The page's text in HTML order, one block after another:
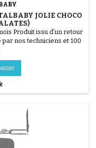
JOLIE CHOCO
Produit issu d’un retour
par nos techniciens et 100
à votre bébé pendant
et facilement lavable. Ses
offrent...